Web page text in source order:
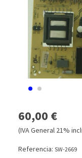
60,00 €
(IVA General 21%
Referencia: SW-2669